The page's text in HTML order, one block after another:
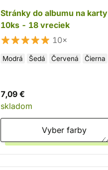
Stránky do albumu na karty
10ks - 18 vreciek
10×
Modrá Šedá Červená Čierna
7,09 €
skladom
Vyber farby